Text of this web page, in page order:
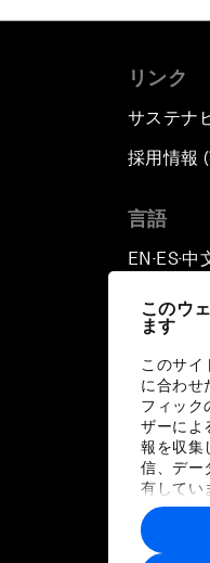
このウ
ます
このサイ
に合わせ
フィック
ザーによ
報を収集
信、デー
有してい
ユーザ
報や各パ
に収集
リンク
サステナ
採用情報
言語
EN ▪ ES▪中